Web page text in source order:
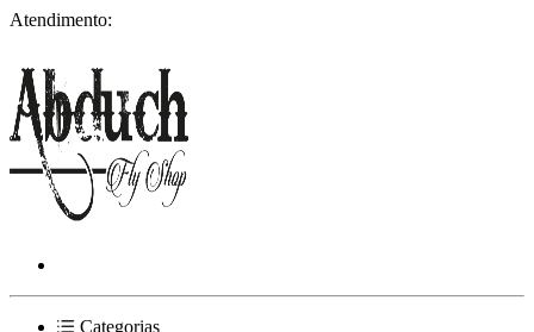
Atendimento:
Categorias